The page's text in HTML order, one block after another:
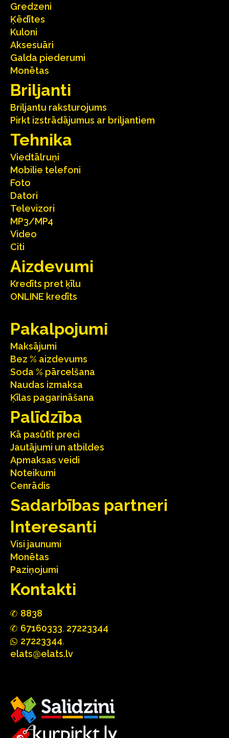
Gredzeni
Ķēdītes
Kuloni
Aksesuāri
Galda piederumi
Monētas
Briljanti
Briljantu raksturojums
Pirkt izstrādājumus ar briljantiem
Tehnika
Viedtālruņi
Mobilie telefoni
Foto
Datori
Televizori
MP3/MP4
Video
Citi
Aizdevumi
Kredīts pret ķīlu
ONLINE kredīts
Pakalpojumi
Maksājumi
Bez % aizdevums
Soda % pārcelšana
Naudas izmaksa
Ķīlas pagarināšana
Palīdzība
Kā pasūtīt preci
Jautājumi un atbildes
Apmaksas veidi
Noteikumi
Cenrādis
Sadarbības partneri
Interesanti
Visi jaunumi
Monētas
Paziņojumi
Kontakti
8838
67160333, 27223344
27223344,
elats@elats.lv